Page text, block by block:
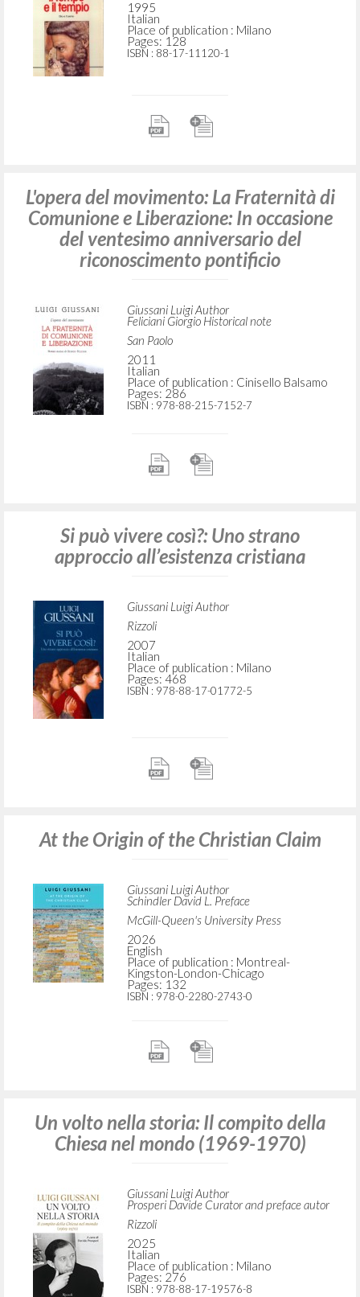
1995
Italian
Place of publication : Milano
Pages: 128
ISBN : 88-17-11120-1
L'opera del movimento: La Fraternità di
Comunione e Liberazione: In occasione
del ventesimo anniversario del
riconoscimento pontificio
Giussani Luigi Author
Feliciani Giorgio Historical note
San Paolo
2011
Italian
Place of publication : Cinisello Balsamo
Pages: 286
ISBN : 978-88-215-7152-7
Si può vivere così?: Uno strano
approccio all’esistenza cristiana
Giussani Luigi Author
Rizzoli
2007
Italian
Place of publication : Milano
Pages: 468
ISBN : 978-88-17-01772-5
At the Origin of the Christian Claim
Giussani Luigi Author
Schindler David L. Preface
McGill-Queen's University Press
2026
English
Place of publication : Montreal-
Kingston-London-Chicago
Pages: 132
ISBN : 978-0-2280-2743-0
Un volto nella storia: Il compito della
Chiesa nel mondo (1969-1970)
Giussani Luigi Author
Prosperi Davide Curator and preface autor
Rizzoli
2025
Italian
Place of publication : Milano
Pages: 276
ISBN : 978-88-17-19576-8